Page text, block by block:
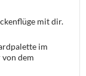
mit dir.
im
dem